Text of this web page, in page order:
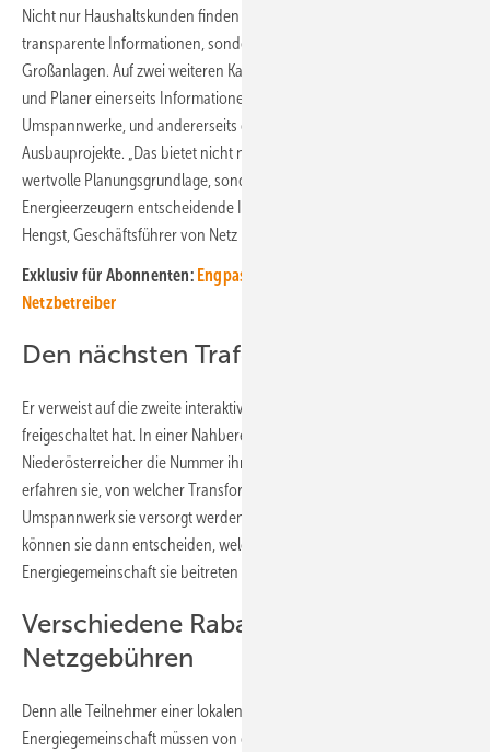
Nicht nur Haushaltskunden finden auf der Webseite von Netz NÖ
transparente Informationen, sondern auch Betreiber von
Großanlagen. Auf zwei weiteren Karten bekommen die Investoren
und Planer einerseits Informationen über das Versorgungsgebiet der
Umspannwerke, und andererseits den Status über geplante
Ausbauprojekte. „Das bietet nicht nur Energiegemeinschaften eine
wertvolle Planungsgrundlage, sondern liefert allen zukünftigen
Energieerzeugern entscheidende Informationen“, betont Werner
Hengst, Geschäftsführer von Netz NÖ.
Exklusiv für Abonnenten: Engpassmanagement von und für
Netzbetreiber
Den nächsten Trafo finden
Er verweist auf die zweite interaktive Karte, die der Netzbeitreiber
freigeschaltet hat. In einer Nahbereichsabfrage können die
Niederösterreicher die Nummer ihres Zählpunktes eingeben. Danach
erfahren sie, von welcher Transformatorstation und von welchem
Umspannwerk sie versorgt werden. Auf Basis dieser Information
können sie dann entscheiden, welcher Erneuerbaren
Energiegemeinschaft sie beitreten können.
Verschiedene Rabatte auf
Netzgebühren
Denn alle Teilnehmer einer lokalen Erneuerbaren
Energiegemeinschaft müssen von derselben Transformatorstation